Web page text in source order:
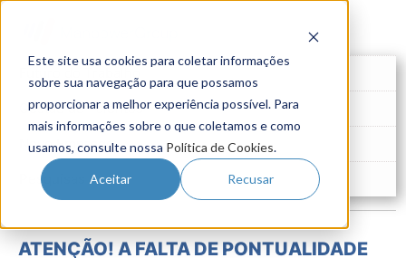
Este site usa cookies para coletar informações
sobre sua navegação para que possamos
proporcionar a melhor experiência possível. Para
mais informações sobre o que coletamos e como
usamos, consulte nossa Política de Cookies.
Aceitar Recusar
Gestão de Talentos
Novo Emprego
Pesquisas
ATENÇÃO! A FALTA DE PONTUALIDADE